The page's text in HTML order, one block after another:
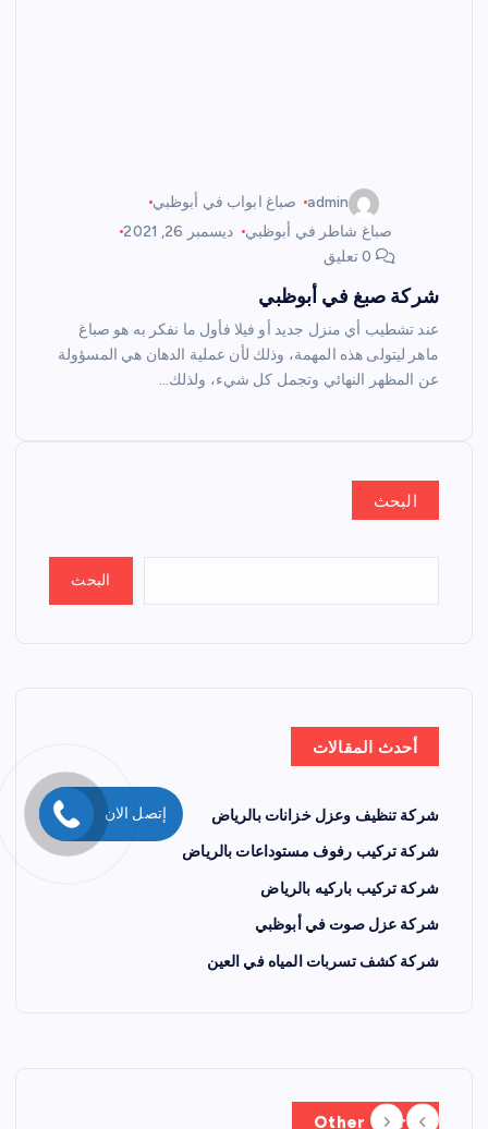
admin
صباغ ابواب في أبوظبي
صباغ شاطر في أبوظبي
ديسمبر 26, 2021
شركة صبغ في أبوظبي
عند تشطيب أي منزل جديد أو فيلا فأول ما نفكر به هو صباغ
ماهر ليتولى هذه المهمة، وذلك لأن عملية الدهان هي المسؤولة
عن المظهر النهائي وتجمل كل شيء، ولذلك…
البحث
البحث
أحدث المقالات
شركة تنظيف وعزل خزانات بالرياض
شركة تركيب رفوف مستوداعات بالرياض
شركة تركيب باركيه بالرياض
شركة عزل صوت في أبوظبي
شركة كشف تسربات المياه في العين
Other Story
إتصل الان